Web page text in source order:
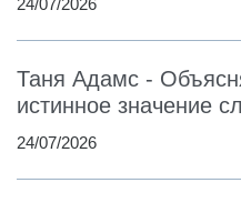
Таня Адамс -
истинное значение
24/07/2026